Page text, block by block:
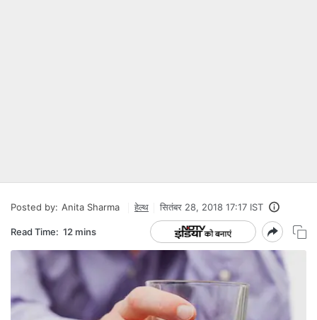
Posted by: Anita Sharma हेल्‍थ सितंबर 28, 2018 17:17 IST
Read Time: 12 mins